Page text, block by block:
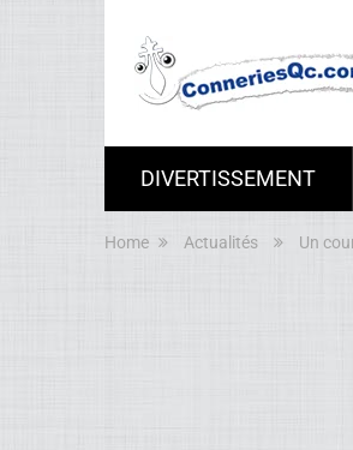
DIVERTISSEMENT
Home Actualités Un